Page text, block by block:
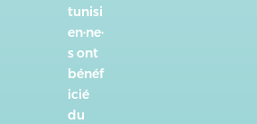
tunisi
en·ne·
s ont
bénéf
icié
du